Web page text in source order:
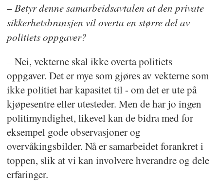
– Betyr denne samarbeidsavtalen at den private
sikkerhetsbransjen vil overta en større del av
politiets oppgaver?
– Nei, vekterne skal ikke overta politiets
oppgaver. Det er mye som gjøres av vekterne som
ikke politiet har kapasitet til - om det er ute på
kjøpesentre eller utesteder. Men de har jo ingen
politimyndighet, likevel kan de bidra med for
eksempel gode observasjoner og
overvåkingsbilder. Nå er samarbeidet forankret i
toppen, slik at vi kan involvere hverandre og dele
erfaringer.